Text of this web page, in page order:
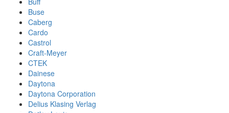
Buse
Caberg
Cardo
Castrol
Craft-Meyer
CTEK
Dainese
Daytona
Daytona Corporation
Delius Klasing Verlag